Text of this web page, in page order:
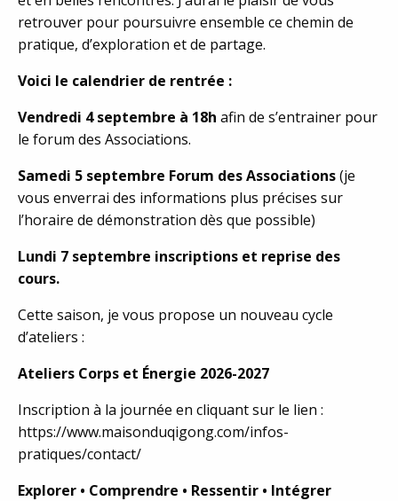
retrouver pour poursuivre ensemble ce chemin de
pratique, d’exploration et de partage.
Voici le calendrier de rentrée :
Vendredi 4 septembre à 18h afin de s’entrainer pour
le forum des Associations.
Samedi 5 septembre Forum des Associations(je
vous enverrai des informations plus précises sur
l’horaire de démonstration dès que possible)
Lundi 7 septembre inscriptions et reprise des
cours.
Cette saison, je vous propose un nouveau cycle
d’ateliers :
Ateliers Corps et Énergie 2026-2027
Inscription à la journée en cliquant sur le lien :
https://www.maisonduqigong.com/infos-
pratiques/contact/
Explorer • Comprendre • Ressentir • Intégrer